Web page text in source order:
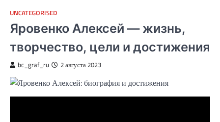
UNCATEGORISED
Яровенко Алексей — жизнь,
творчество, цели и достижения
bc_graf_ru 2 августа 2023